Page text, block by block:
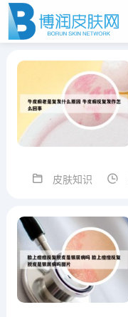
皮肤知识